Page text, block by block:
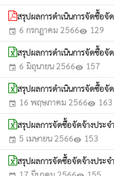
สรุปผลการดำเนินการจัดซื้อ
event 6 กรกฎาคม 2566visibility 129
สรุปผลการดำเนินการจัดซื้อ
event 6 มิถุนายน 2566visibility 157
สรุปผลการดำเนินการจัดซื้อ
event 16 พฤษภาคม 2566visibility 163
สรุปผลการจัดซื้อจัดจ้างประ
event 5 เมษายน 2566visibility 153
สรุปผลการจัดซื้อจัดจ้างประ